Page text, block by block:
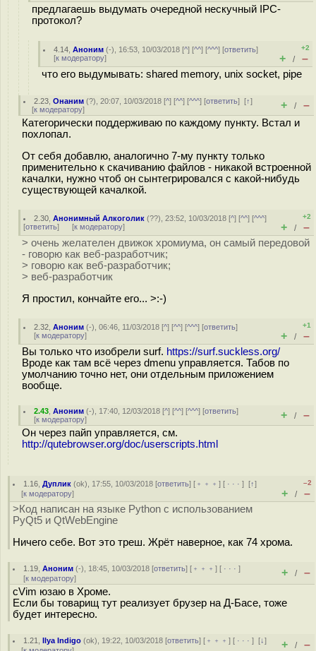
предлагаешь выдумать очередной нескучный IPC-
протокол?
4.14 ,Аноним (-), 16:53, 10/03/2018 [^] [^^] [^^^] [ответить]
[к модератору]
+2
+ / –
что его выдумывать: shared memory, unix socket, pipe
2.23 ,Онаним (?), 20:07, 10/03/2018 [^] [^^] [^^^] [ответить][↑]
[к модератору] + / –
Категорически поддерживаю по каждому пункту. Встал и
похлопал.
От себя добавлю, аналогично 7-му пункту только
применительно к скачиванию файлов - никакой встроенной
качалки, нужно чтоб он сынтегрировался с какой-нибудь
существующей качалкой.
2.30 ,Анонимный Алкоголик (??), 23:52, 10/03/2018 [^] [^^] [^^^]
[ответить] [к модератору]
+2
+ / –
> очень желателен движок хромиума, он самый передовой
- говорю как веб-разработчик;
> говорю как веб-разработчик;
> веб-разработчик
Я простил, кончайте его... >:-)
2.32 ,Аноним (-), 06:46, 11/03/2018 [^] [^^] [^^^] [ответить]
[к модератору]
+1
+ / –
Вы только что изобрели surf. https://surf.suckless.org/
Вроде как там всё через dmenu управляется. Табов по
умолчанию точно нет, они отдельным приложением
вообще.
2.43 ,Аноним (-), 17:40, 12/03/2018 [^] [^^] [^^^] [ответить]
[к модератору] + / –
Он через пайп управляется, см.
http://qutebrowser.org/doc/userscripts.html
1.16 ,Дуплик (ok), 17:55, 10/03/2018 [ответить] [ ﹢﹢﹢] [ · · ·][↑]
[к модератору]
–2
+ / –
>Код написан на языке Python с использованием
PyQt5 и QtWebEngine
Ничего себе. Вот это треш. Жрёт наверное, как 74 хрома.
1.19 ,Аноним (-), 18:45, 10/03/2018 [ответить] [ ﹢﹢﹢] [ · · ·]
[к модератору] + / –
cVim юзаю в Хроме.
Если бы товарищ тут реализует брузер на Д-Басе, тоже
будет интересно.
1.21 ,Ilya Indigo (ok), 19:22, 10/03/2018 [ответить] [ ﹢﹢﹢] [ · · ·][↓]
+ / –